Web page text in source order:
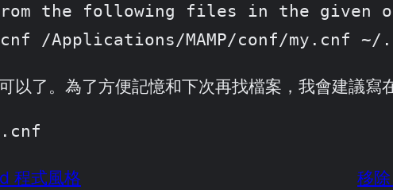
the following files in the given
/Applications/MAMP/conf/my.cnf ~/
以了。為了方便記憶和下次再找檔案，我會建議寫
程式風格 移